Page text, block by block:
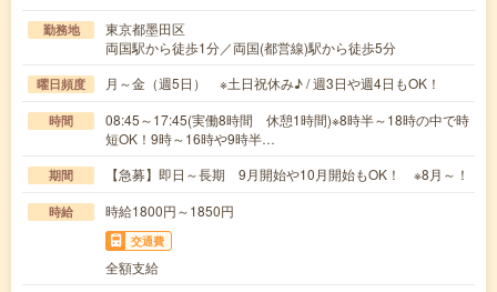
勤務地
東京都墨田区
両国駅から徒歩1分／両国(都営線)駅から徒歩5分
曜日頻度 月～金（週5日） ※土日祝休み♪ / 週3日や週4日もOK！
時間
08:45～17:45(実働8時間 休憩1時間)※8時半～18時の中で時
短OK！9時～16時や9時半…
期間 【急募】即日～長期 9月開始や10月開始もOK！ ※8月～！
時給 時給1800円～1850円
交通費
全額支給